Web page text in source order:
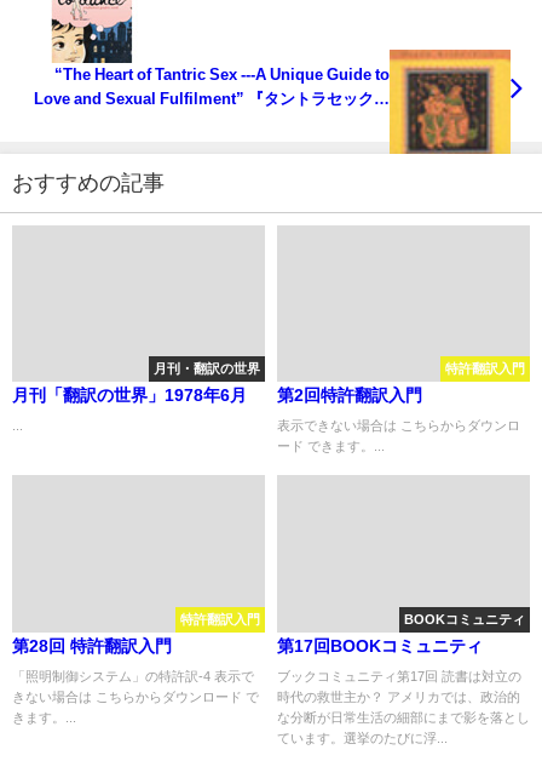
“The Heart of Tantric Sex ---A Unique Guide to
Love and Sexual Fulfilment” 『タントラセックス
おすすめの記事
月刊・翻訳の世界
月刊「翻訳の世界」1978年6月
特許翻訳入門
第2回特許翻訳入門
表示できない場合は こちらからダウンロ
ード できます。...
特許翻訳入門
第28回 特許翻訳入門
「照明制御システム」の特許訳-4 表示で
きない場合は こちらからダウンロード で
きます。...
BOOKコミュニティ
第17回BOOKコミュニティ
ブックコミュニティ第17回 読書は対立の
時代の救世主か？ アメリカでは、政治的
な分断が日常生活の細部にまで影を落とし
ています。選挙のたびに浮...